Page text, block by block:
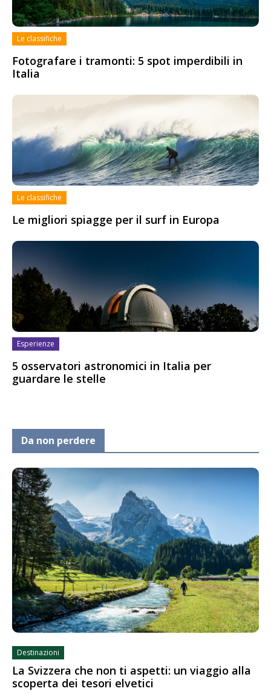
Le classifiche
Fotografare i tramonti: 5 spot imperdibili in
Italia
Le classifiche
Le migliori spiagge per il surf in Europa
Esperienze
5 osservatori astronomici in Italia per
guardare le stelle
Da non perdere
Destinazioni
La Svizzera che non ti aspetti: un viaggio alla
scoperta dei tesori elvetici